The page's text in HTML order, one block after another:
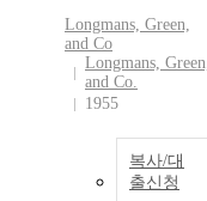
Longmans, Green,
and Co
Longmans,
and Co.
1955
복사/대
출신청